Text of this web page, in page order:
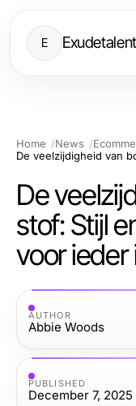
E Exudetalent
Home News
De
stof: Stijl
voor ieder
AUTHOR
Abbie Woods
PUBLISHED
December 7, 2025